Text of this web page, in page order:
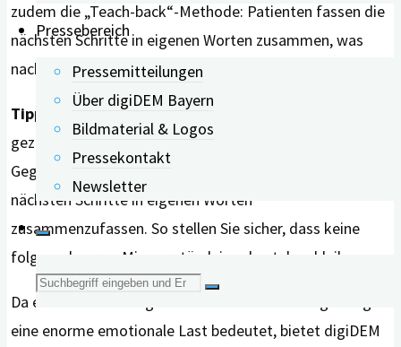
Pressebereich
Pressemitteilungen
Über digiDEM Bayern
Bildmaterial & Logos
Pressekontakt
Newsletter
Suche
nach:
zudem die „Teach-back“-Methode: Patienten fassen die
nächsten Schritte in eigenen Worten zusammen, was
nachweislich die Zufriedenheit mit der Beratung erhöht.
Tipp für die Praxis:
Nutzen Sie im Diagnosegespräch
gezielt die „Teach-back“-Methode: Bitten Sie Ihr
Gegenüber am Ende, die wichtigsten Punkte und
nächsten Schritte in eigenen Worten
zusammenzufassen. So stellen Sie sicher, dass keine
folgenschweren Missverständnisse bestehen bleiben.
Da eine Demenz-Diagnose auch für An- und Zugehörige
eine enorme emotionale Last bedeutet, bietet digiDEM